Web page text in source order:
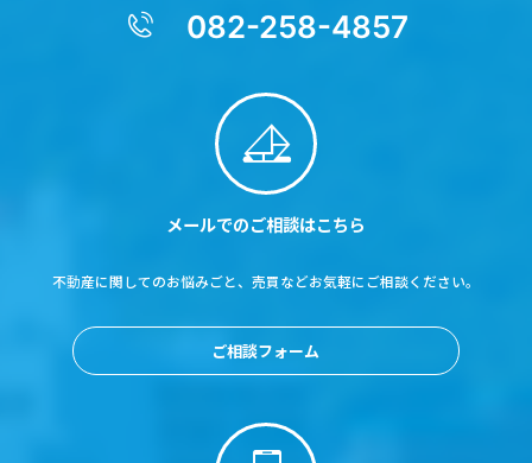
082-258-4857
メールでのご相談はこちら
不動産に関してのお悩みごと、売買などお気軽にご相談ください。
ご相談フォーム